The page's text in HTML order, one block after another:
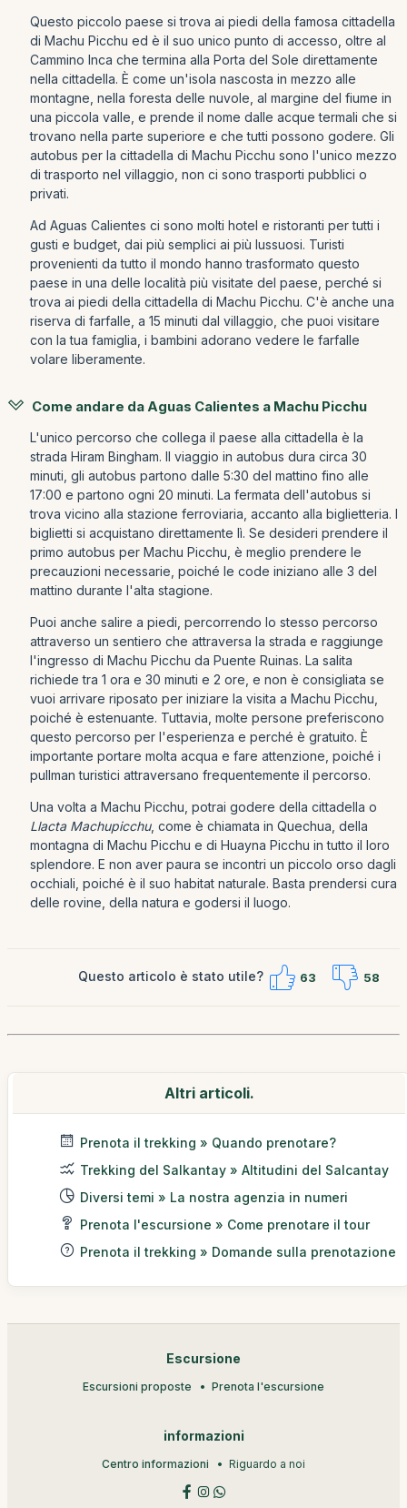
Questo piccolo paese si trova ai piedi della famosa cittadella
di Machu Picchu ed è il suo unico punto di accesso, oltre al
Cammino Inca che termina alla Porta del Sole direttamente
nella cittadella. È come un'isola nascosta in mezzo alle
montagne, nella foresta delle nuvole, al margine del fiume in
una piccola valle, e prende il nome dalle acque termali che si
trovano nella parte superiore e che tutti possono godere. Gli
autobus per la cittadella di Machu Picchu sono l'unico mezzo
di trasporto nel villaggio, non ci sono trasporti pubblici o
privati.
Ad Aguas Calientes ci sono molti hotel e ristoranti per tutti i
gusti e budget, dai più semplici ai più lussuosi. Turisti
provenienti da tutto il mondo hanno trasformato questo
paese in una delle località più visitate del paese, perché si
trova ai piedi della cittadella di Machu Picchu. C'è anche una
riserva di farfalle, a 15 minuti dal villaggio, che puoi visitare
con la tua famiglia, i bambini adorano vedere le farfalle
volare liberamente.
Come andare da Aguas Calientes a Machu Picchu
L'unico percorso che collega il paese alla cittadella è la
strada Hiram Bingham. Il viaggio in autobus dura circa 30
minuti, gli autobus partono dalle 5:30 del mattino fino alle
17:00 e partono ogni 20 minuti. La fermata dell'autobus si
trova vicino alla stazione ferroviaria, accanto alla biglietteria. I
biglietti si acquistano direttamente lì. Se desideri prendere il
primo autobus per Machu Picchu, è meglio prendere le
precauzioni necessarie, poiché le code iniziano alle 3 del
mattino durante l'alta stagione.
Puoi anche salire a piedi, percorrendo lo stesso percorso
attraverso un sentiero che attraversa la strada e raggiunge
l'ingresso di Machu Picchu da Puente Ruinas. La salita
richiede tra 1 ora e 30 minuti e 2 ore, e non è consigliata se
vuoi arrivare riposato per iniziare la visita a Machu Picchu,
poiché è estenuante. Tuttavia, molte persone preferiscono
questo percorso per l'esperienza e perché è gratuito. È
importante portare molta acqua e fare attenzione, poiché i
pullman turistici attraversano frequentemente il percorso.
Una volta a Machu Picchu, potrai godere della cittadella o
Llacta Machupicchu, come è chiamata in Quechua, della
montagna di Machu Picchu e di Huayna Picchu in tutto il loro
splendore. E non aver paura se incontri un piccolo orso dagli
occhiali, poiché è il suo habitat naturale. Basta prendersi cura
delle rovine, della natura e godersi il luogo.
Questo articolo è stato utile? 63 58
Altri articoli.
Prenota il trekking » Quando prenotare?
Trekking del Salkantay » Altitudini del Salcantay
Diversi temi » La nostra agenzia in numeri
Prenota l'escursione » Come prenotare il tour
Prenota il trekking » Domande sulla prenotazione
Escursione
Escursioni proposte Prenota l'escursione
informazioni
Centro informazioni Riguardo a noi